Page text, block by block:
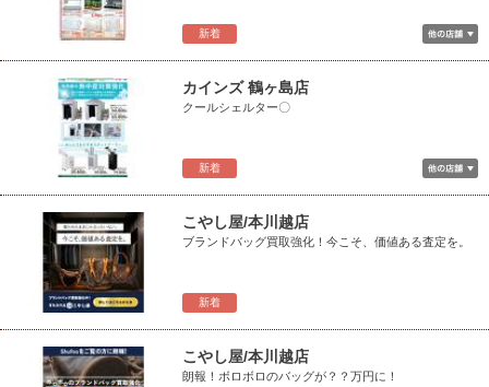
新着
新着
カインズ 鶴ヶ島店
クールシェルター〇
新着
こやし屋/本川越店
ブランドバッグ買取強化！今こそ、価値ある査定を。
こやし屋/本川越店
朗報！ボロボロのバッグが？？万円に！